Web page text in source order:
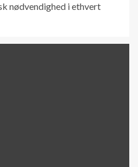
nødvendighed i ethvert